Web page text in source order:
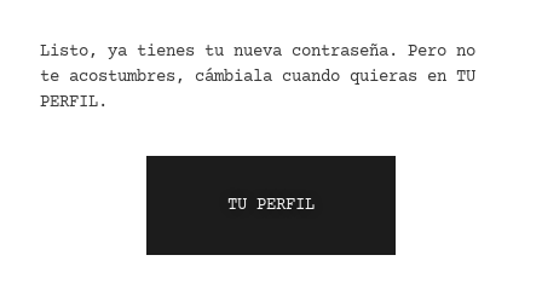
Listo, ya tienes tu nueva contraseña. Pero no
te acostumbres, cámbiala cuando quieras en TU
PERFIL.
TU PERFIL